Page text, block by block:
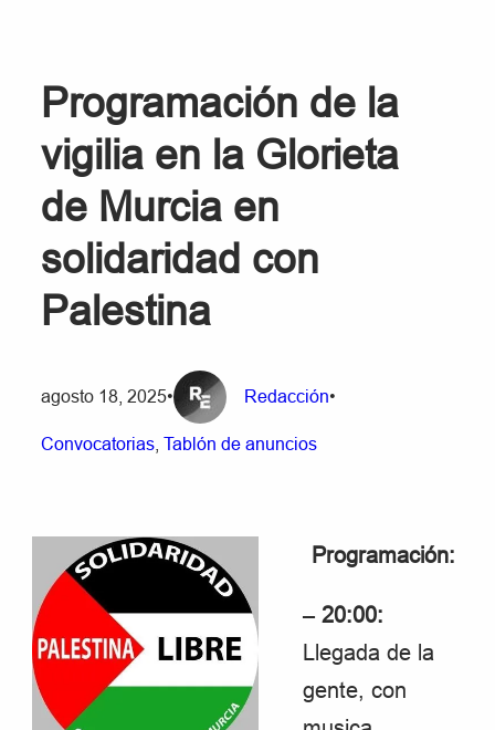
Programación de la
vigilia en la Glorieta
de Murcia en
solidaridad con
Palestina
agosto 18, 2025• Redacción•
Convocatorias , Tablón de anuncios
Programación:
–20:00:
Llegada de la
gente, con